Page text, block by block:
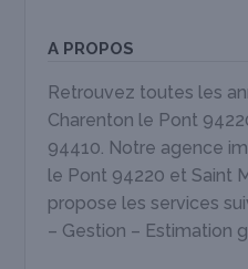
A PROPOS
Retrouvez toutes les
Charenton le Pont
94410. Notre agence
le Pont 94220 et Saint
propose les services
– Gestion – Estimation